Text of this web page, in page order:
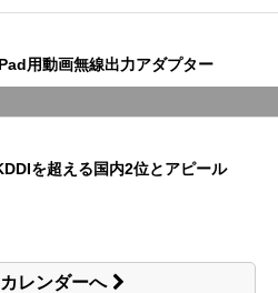
用動画無線出力アダプター
を超える国内2位とアピール
レンダーへ